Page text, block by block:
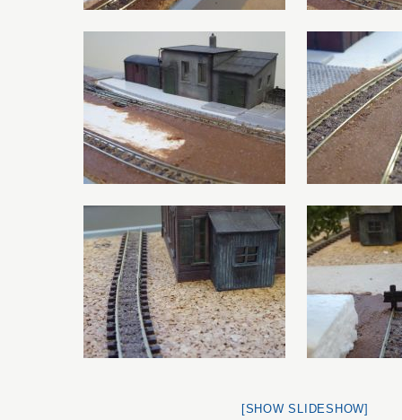
[SHOW SLIDESHOW]